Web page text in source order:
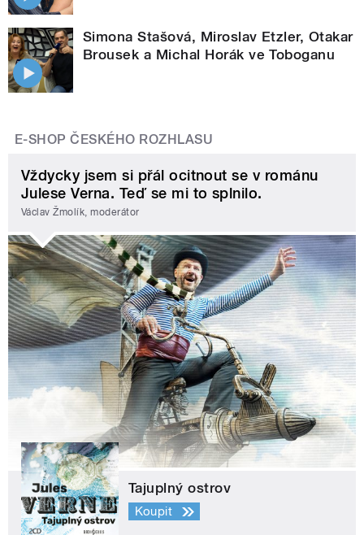
Simona Stašová, Miroslav Etzler, Otakar
Brousek a Michal Horák ve Toboganu
E-SHOP ČESKÉHO ROZHLASU
Vždycky jsem si přál ocitnout se v románu
Julese Verna. Teď se mi to splnilo.
Václav Žmolík, moderátor
Tajuplný ostrov
Koupit